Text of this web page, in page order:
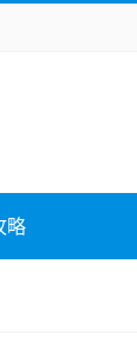
应用软件
略